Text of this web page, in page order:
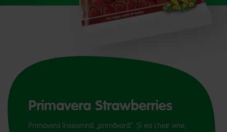
Primavera Strawberries
Primavera înseamnă „primăvară”. Și ea chiar vine,